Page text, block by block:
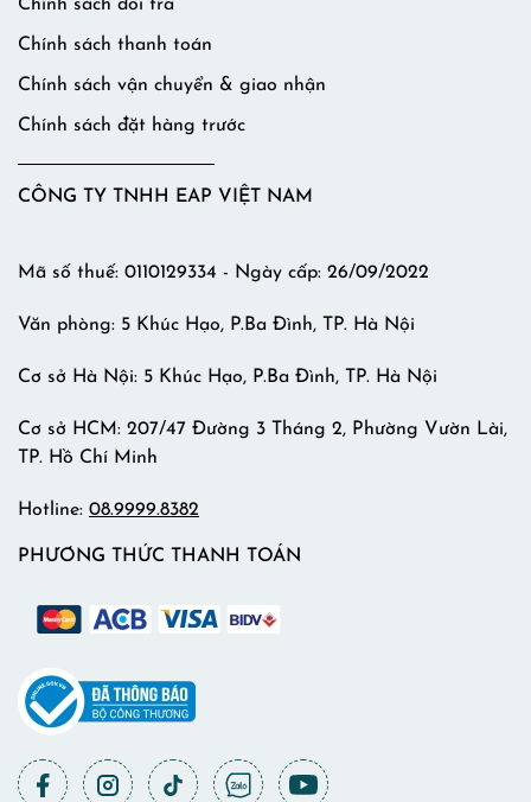
Chính sách đổi trả
Chính sách thanh toán
Chính sách vận chuyển & giao nhận
Chính sách đặt hàng trước
CÔNG TY TNHH EAP VIỆT NAM
Mã số thuế: 0110129334 - Ngày cấp: 26/09/2022
Văn phòng: 5 Khúc Hạo, P.Ba Đình, TP. Hà Nội
Cơ sở Hà Nội: 5 Khúc Hạo, P.Ba Đình, TP. Hà Nội
Cơ sở HCM: 207/47 Đường 3 Tháng 2, Phường Vườn Lài,
TP. Hồ Chí Minh
Hotline: 08.9999.8382
PHƯƠNG THỨC THANH TOÁN